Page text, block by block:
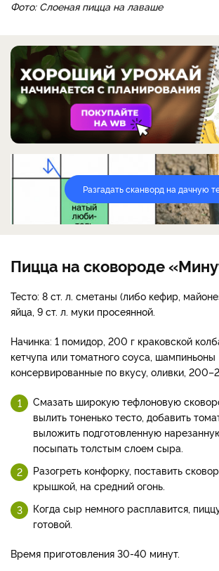
Фото: Слоеная пицца на лаваше
Разгадать сканворд на дачную
Пицца на сковороде
Тесто: 8 ст. л. сметаны (либо кефир,
яйца, 9 ст. л. муки просеянной.
Начинка: 1 помидор, 200 г краковской
кетчупа или томатного соуса, шампиньоны
консервированные по вкусу, оливки,
Смазать широкую тефлоновую
вылить тоненько тесто, добавить
выложить подготовленную
посыпать толстым слоем сыра.
Разогреть конфорку, поставить
крышкой, на средний огонь.
Когда сыр немного расплавится,
готовой.
Время приготовления 30-40 минут.